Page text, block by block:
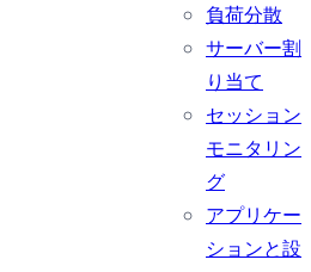
負荷分散
サーバー割
り当て
セッション
モニタリン
グ
アプリケー
ションと設